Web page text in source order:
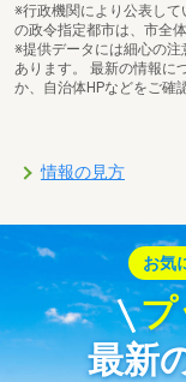
※行政機関により公表し
の政令指定都市は、市全
※提供データには細心の
あります。 最新の情報に
か、自治体HPなどをご確
情報の見方
お気
プ
最新